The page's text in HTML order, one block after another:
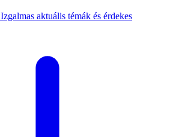
Izgalmas aktuális témák és érdekes